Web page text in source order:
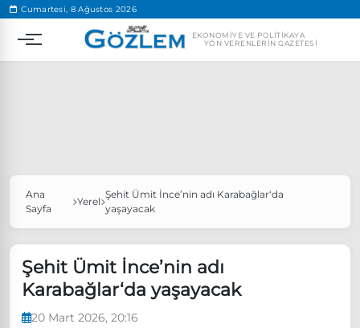
Cumartesi, 8 Ağustos 2026
EKONOMIYE VE POLITIKAYA
YÖN VERENLERIN GAZETESI
Popüler Aramalar
Özgür Özel, Ekrem İmamoğlu’nu ziyaret edecek
Ünlü çift bir etkinliğe daha katılmama kararı aldı
Ana
Sayfa
Yerel
Şehit Ümit İnce’nin adı Karabağlar‘da
yaşayacak
Şehit Ümit İnce’nin adı
Karabağlar‘da yaşayacak
20 Mart 2026, 20:16